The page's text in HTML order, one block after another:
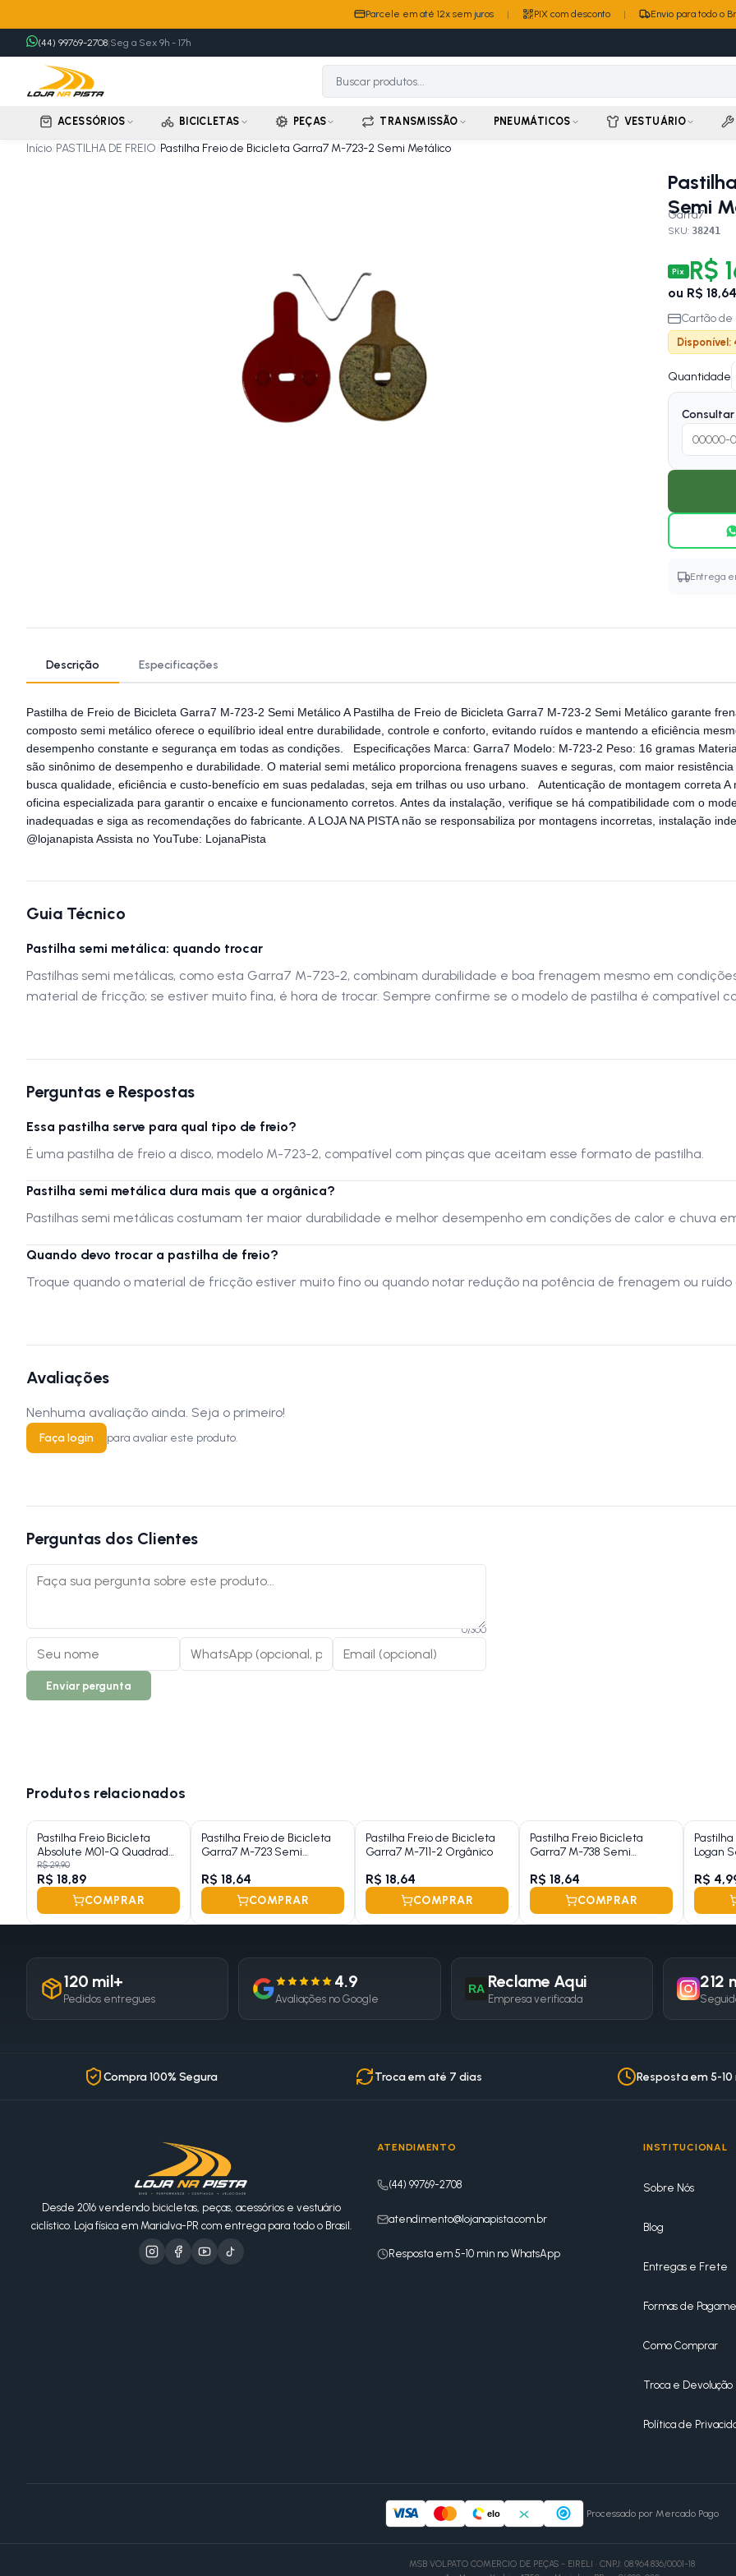
Parcele em até 12x sem juros | PIX com desconto | Envio para todo o
(44) 99769-2708|Seg a Sex 9h - 17h
ACESSÓRIOS BICICLETAS PEÇAS TRANSMISSÃO PNEUMÁTICOS VESTUÁRIO
Início/PASTILHA DE FREIO/Pastilha Freio de Bicicleta Garra7 M-723-2 Semi Metálico
Semi
Garra7
SKU: 38241
Pix R$
ou R$ 18,64
Cartão de
Disponível:
Quantidade
Consultar
Entrega
Descrição Especificações
Pastilha de Freio de Bicicleta Garra7 M-723-2 Semi Metálico A Pastilha de Freio de Bicicleta Garra7 M-723-2 Semi Metálico garante
composto semi metálico oferece o equilíbrio ideal entre durabilidade, controle e conforto, evitando ruídos e mantendo a eficiência
desempenho constante e segurança em todas as condições. Especificações Marca: Garra7 Modelo: M-723-2 Peso: 16 gramas
são sinônimo de desempenho e durabilidade. O material semi metálico proporciona frenagens suaves e seguras, com maior
busca qualidade, eficiência e custo-benefício em suas pedaladas, seja em trilhas ou uso urbano. Autenticação de montagem correta
oficina especializada para garantir o encaixe e funcionamento corretos. Antes da instalação, verifique se há compatibilidade com o
inadequadas e siga as recomendações do fabricante. A LOJA NA PISTA não se responsabiliza por montagens incorretas, instalação
@lojanapista Assista no YouTube: LojanaPista
Guia Técnico
Pastilha semi metálica: quando trocar
Pastilhas semi metálicas, como esta Garra7 M-723-2, combinam durabilidade e boa frenagem mesmo em
material de fricção; se estiver muito fina, é hora de trocar. Sempre confirme se o modelo de pastilha é compatível
Perguntas e Respostas
Essa pastilha serve para qual tipo de freio?
É uma pastilha de freio a disco, modelo M-723-2, compatível com pinças que aceitam esse formato de pastilha.
Pastilha semi metálica dura mais que a orgânica?
Pastilhas semi metálicas costumam ter maior durabilidade e melhor desempenho em condições de calor e chuva
Quando devo trocar a pastilha de freio?
Troque quando o material de fricção estiver muito fino ou quando notar redução na potência de frenagem ou ruído
Avaliações
Nenhuma avaliação ainda. Seja o primeiro!
Faça login para avaliar este produto.
Perguntas dos Clientes
0/300
Enviar pergunta
Produtos relacionados
Pastilha Freio Bicicleta
Absolute M01-Q Quadrada
Orgânica
R$ 29,90
R$ 18,89
COMPRAR
Pastilha Freio de Bicicleta
Garra7 M-723 Semi
R$ 18,64
COMPRAR
Pastilha Freio de Bicicleta
Garra7 M-711-2 Orgânico
R$ 18,64
COMPRAR
Pastilha Freio Bicicleta
Garra7 M-738 Semi
R$ 18,64
COMPRAR
Pastilha
Logan
R$
120 mil+
Pedidos entregues
4.9
Avaliações no Google
RA Reclame Aqui
Empresa verificada
212
Compra 100% Segura Troca em até 7 dias Resposta em 5-10
Desde 2016 vendendo bicicletas, peças, acessórios e vestuário
ciclístico. Loja física em Marialva-PR com entrega para todo o Brasil.
ATENDIMENTO
(44) 99769-2708
atendimento@lojanapista.com.br
Resposta em 5-10 min no WhatsApp
INSTITUCIONAL
Sobre Nós
Blog
Entregas e Frete
Formas de
Como Comprar
Troca e Devolução
Política de
elo Processado por Mercado Pago
MSB VOLPATO COMERCIO DE PEÇAS - EIRELI · CNPJ: 08.964.836/0001-18